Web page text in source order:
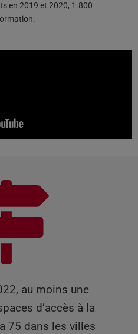
en 2019 et 2020, 1.800
au moins une
d’accès à la
75 dans les villes